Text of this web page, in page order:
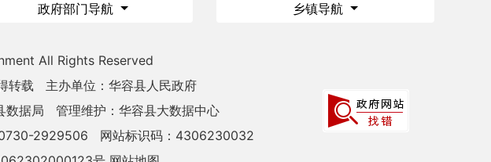
政府部门导航 乡镇导航
All Rights Reserved
转载
主办单位：华容县人民政府
数据局
管理维护：华容县大数据中心
2929506
网站标识码：4306230032